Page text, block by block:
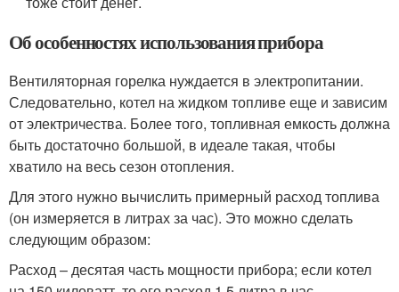
Об особенностях использования прибора
Вентиляторная горелка нуждается в электропитании.
Следовательно, котел на жидком топливе еще и зависим
от электричества. Более того, топливная емкость должна
быть достаточно большой, в идеале такая, чтобы
хватило на весь сезон отопления.
Для этого нужно вычислить примерный расход топлива
(он измеряется в литрах за час). Это можно сделать
следующим образом:
Расход – десятая часть мощности прибора; если котел